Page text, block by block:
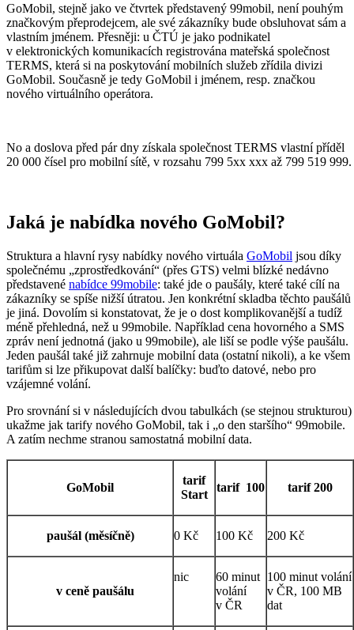
GoMobil, stejně jako ve čtvrtek představený 99mobil, není pouhým
značkovým přeprodejcem, ale své zákazníky bude obsluhovat sám a
vlastním jménem. Přesněji: u ČTÚ je jako podnikatel
v elektronických komunikacích registrována mateřská společnost
TERMS, která si na poskytování mobilních služeb zřídila divizi
GoMobil. Současně je tedy GoMobil i jménem, resp. značkou
nového virtuálního operátora.
No a doslova před pár dny získala společnost TERMS vlastní příděl
20 000 čísel pro mobilní sítě, v rozsahu 799 5xx xxx až 799 519 999.
Jaká je nabídka nového GoMobil?
Struktura a hlavní rysy nabídky nového virtuála GoMobil jsou díky
společnému „zprostředkování“ (přes GTS) velmi blízké nedávno
představené nabídce 99mobile: také jde o paušály, které také cílí na
zákazníky se spíše nižší útratou. Jen konkrétní skladba těchto paušálů
je jiná. Dovolím si konstatovat, že je o dost komplikovanější a tudíž
méně přehledná, než u 99mobile. Například cena hovorného a SMS
zpráv není jednotná (jako u 99mobile), ale liší se podle výše paušálu.
Jeden paušál také již zahrnuje mobilní data (ostatní nikoli), a ke všem
tarifům si lze přikupovat další balíčky: buďto datové, nebo pro
vzájemné volání.
Pro srovnání si v následujících dvou tabulkách (se stejnou strukturou)
ukažme jak tarify nového GoMobil, tak i „o den staršího“ 99mobile.
A zatím nechme stranou samostatná mobilní data.
GoMobil
tarif
Start
tarif 100 tarif 200
paušál (měsíčně) 0 Kč 100 Kč 200 Kč
v ceně paušálu
nic
60 minut
volání
v ČR
100 minut volání
v ČR, 100 MB
dat